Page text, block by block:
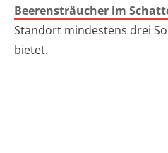
Beerensträucher im
Standort mindestens drei
bietet.